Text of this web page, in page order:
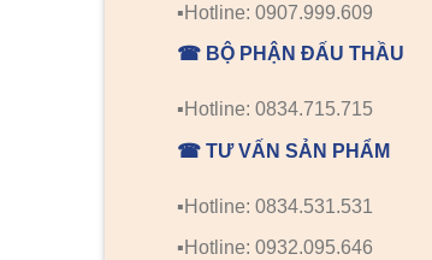
▪️Hotline: 0907.999.609
☎ BỘ PHẬN ĐẤU THẦU
▪️Hotline: 0834.715.715
☎ TƯ VẤN SẢN PHẨM
▪️Hotline: 0834.531.531
▪️Hotline: 0932.095.646